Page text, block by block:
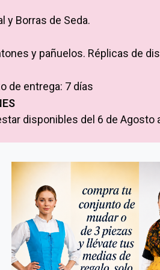
n
d
u
m
e
n
t
a
r
y Borras de Seda.
y pañuelos. Réplicas de
de entrega: 7 días
disponibles del 6 de